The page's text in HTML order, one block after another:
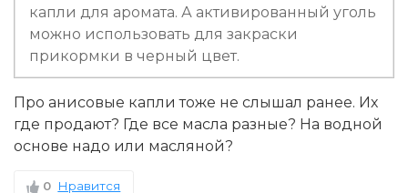
капли для аромата. А активированный уголь
можно использовать для закраски
прикормки в черный цвет.
Про анисовые капли тоже не слышал ранее. Их
где продают? Где все масла разные? На водной
основе надо или масляной?
0 Нравится